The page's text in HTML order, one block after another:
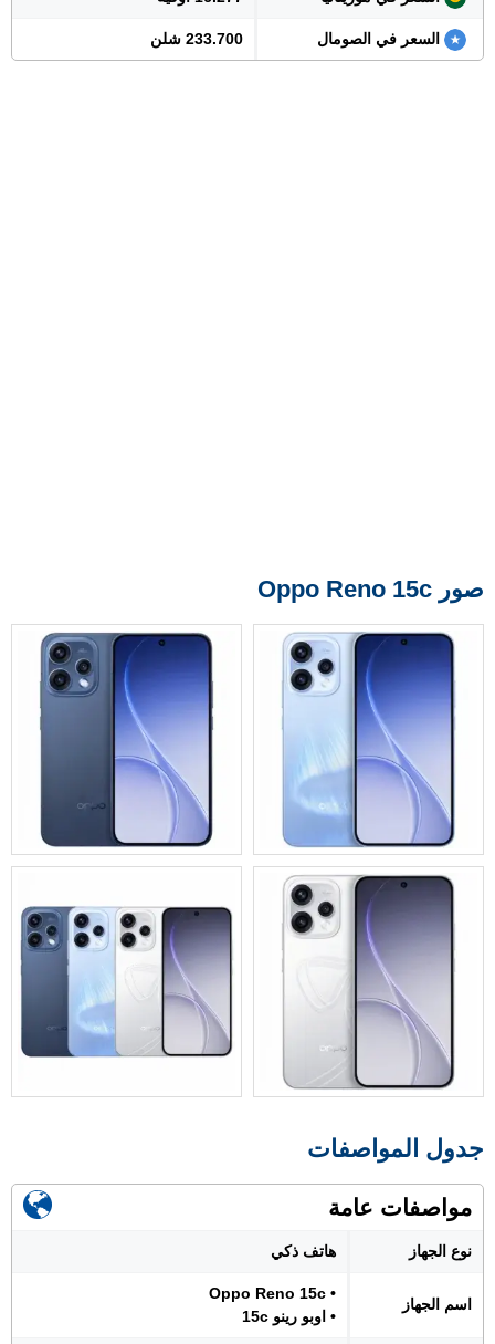
السعر في الصومال 233.700 شلن
صور Oppo Reno 15c
جدول المواصفات
مواصفات عامة
نوع الجهاز هاتف ذكي
اسم الجهاز
• Oppo Reno 15c
• اوبو رينو 15c